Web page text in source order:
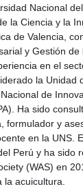
Nacional
la Ciencia y la
de Valencia,
y Gestión de
en el
la Unidad
de
Ha sido
formulador y
en la UNS.
Perú y ha sido
(WAS) en
la acuicultura.